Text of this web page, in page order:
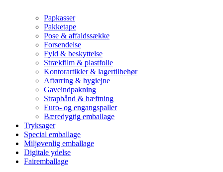
Papkasser
Pakketape
Pose & affaldssække
Forsendelse
Fyld & beskyttelse
Strækfilm & plastfolie
Kontorartikler & lagertilbehør
Aftørring & hygiejne
Gaveindpakning
Strapbånd & hæftning
Euro- og engangspaller
Bæredygtig emballage
Tryksager
Special emballage
Miljøvenlig emballage
Digitale ydelse
Fairemballage